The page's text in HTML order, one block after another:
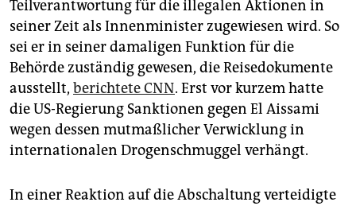
Teilverantwortung für die illegalen Aktionen in
seiner Zeit als Innenminister zugewiesen wird. So
sei er in seiner damaligen Funktion für die
Behörde zuständig gewesen, die Reisedokumente
ausstellt, berichtete CNN. Erst vor kurzem hatte
die US-Regierung Sanktionen gegen El Aissami
wegen dessen mutmaßlicher Verwicklung in
internationalen Drogenschmuggel verhängt.
In einer Reaktion auf die Abschaltung verteidigte